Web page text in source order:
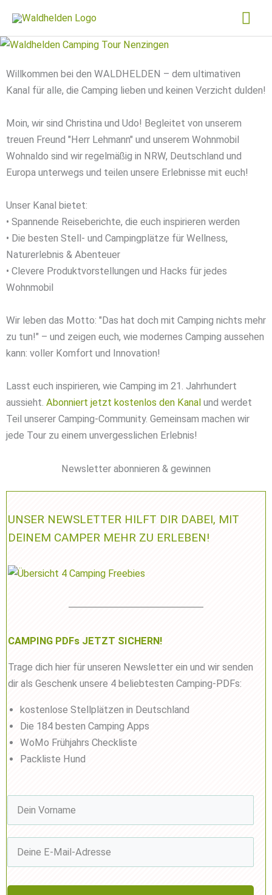
Inhalt
springen
Willkommen bei den WALDHELDEN – dem ultimativen
Kanal für alle, die Camping lieben und keinen Verzicht dulden!
Moin, wir sind Christina und Udo! Begleitet von unserem
treuen Freund "Herr Lehmann" und unserem Wohnmobil
Wohnaldo sind wir regelmäßig in NRW, Deutschland und
Europa unterwegs und teilen unsere Erlebnisse mit euch!
Unser Kanal bietet:
• Spannende Reiseberichte, die euch inspirieren werden
• Die besten Stell- und Campingplätze für Wellness,
Naturerlebnis & Abenteuer
• Clevere Produktvorstellungen und Hacks für jedes
Wohnmobil
Wir leben das Motto: "Das hat doch mit Camping nichts mehr
zu tun!" – und zeigen euch, wie modernes Camping aussehen
kann: voller Komfort und Innovation!
Lasst euch inspirieren, wie Camping im 21. Jahrhundert
aussieht. Abonniert jetzt kostenlos den Kanal und werdet
Teil unserer Camping-Community. Gemeinsam machen wir
jede Tour zu einem unvergesslichen Erlebnis!
Newsletter abonnieren & gewinnen
UNSER NEWSLETTER HILFT DIR DABEI, MIT
DEINEM CAMPER MEHR ZU ERLEBEN!
CAMPING PDFs JETZT SICHERN!
Trage dich hier für unseren Newsletter ein und wir senden
dir als Geschenk unsere 4 beliebtesten Camping-PDFs:
kostenlose Stellplätzen in Deutschland
Die 184 besten Camping Apps
WoMo Frühjahrs Checkliste
Packliste Hund